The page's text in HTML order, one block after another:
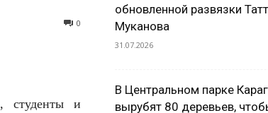
0
, студенты и
обновленной развязки
Муканова
31.07.2026
В Центральном парке
вырубят 80 деревьев,